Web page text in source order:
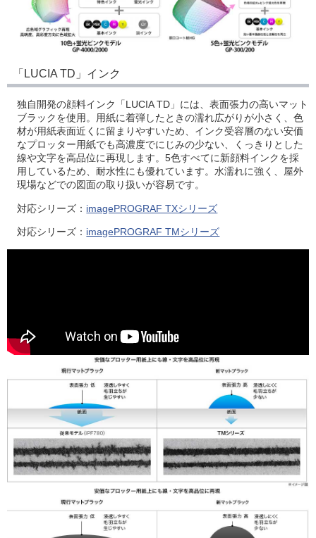
「LUCIA TD」インク
独自開発の顔料インク「LUCIA TD」には、表面張力の高いマット
ブラックを使用。用紙に着弾したときの濡れ広がりが小さく、色
材が用紙表面近くに留まりやすいため、インク受容層のない安価
なプロッター用紙でも高濃度でにじみの少ない、くっきりとした
線や文字を高品位に再現します。5色すべてに新顔料インクを採
用しているため、耐水性にも優れています。水濡れに強く、屋外
現場などでの図面の取り扱いが容易です。
対応シリーズ： imagePROGRAF TXシリーズ
対応シリーズ： imagePROGRAF TMシリーズ